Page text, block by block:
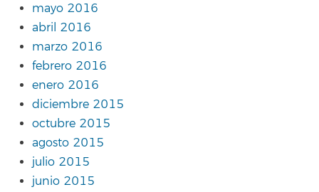
mayo 2016
abril 2016
marzo 2016
febrero 2016
enero 2016
diciembre 2015
octubre 2015
agosto 2015
julio 2015
junio 2015